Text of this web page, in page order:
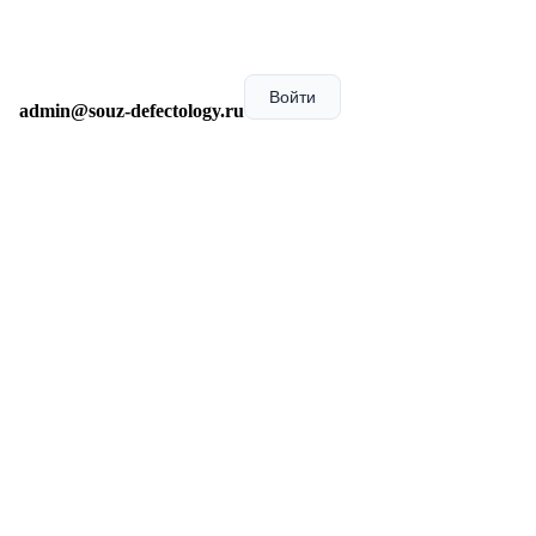
admin@souz-defectology.ru
Войти